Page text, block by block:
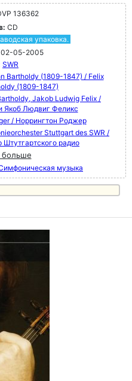
136362
CD
упаковка.
02-05-2005
SWR
Bartholdy (1809-1847) / Felix
(1809-1847)
Jakob Ludwig Felix /
Якоб Людвиг Феликс
/ Норрингтон Роджер
Stuttgart des SWR /
радио
больше
музыка